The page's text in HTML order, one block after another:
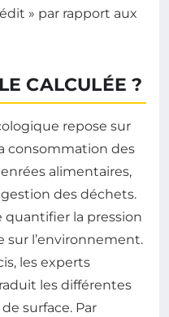
» par rapport aux
CALCULÉE ?
repose sur
consommation des
alimentaires,
des déchets.
la pression
sur l’environnement.
les experts
les différentes
surface. Par